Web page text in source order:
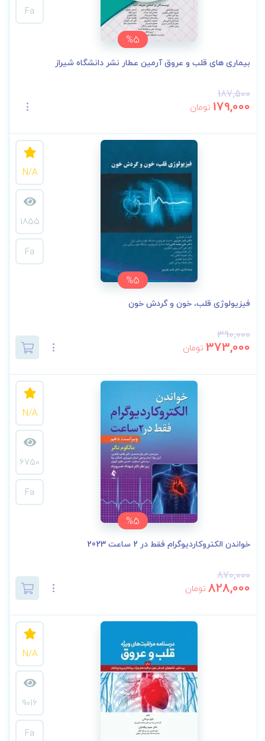
%5
Fa
بیماری های قلب و عروق آرمین عطار نشر دانشگاه شیراز
187,500
179,000 تومان
%5
N/A
1855
Fa
فیزیولوژی قلب، خون و گردش خون
390,000
373,000 تومان
%5
N/A
6750
Fa
خواندن الکتروکاردیوگرام فقط در 2 ساعت 2023
870,000
828,000 تومان
N/A
9016
Fa